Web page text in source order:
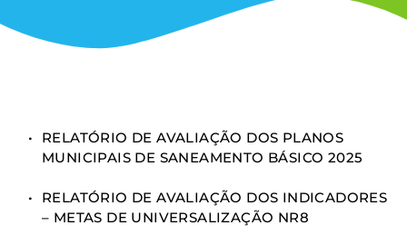
RELATÓRIO DE AVALIAÇÃO DOS PLANOS
MUNICIPAIS DE SANEAMENTO BÁSICO 2025
RELATÓRIO DE AVALIAÇÃO DOS INDICADORES
– METAS DE UNIVERSALIZAÇÃO NR8